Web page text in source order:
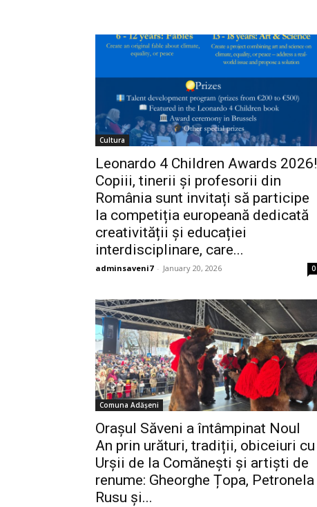
Cultura
Leonardo 4 Children Awards 2026!
Copiii, tinerii și profesorii din
România sunt invitați să participe
la competiția europeană dedicată
creativității și educației
interdisciplinare, care...
adminsaveni7 - January 20, 2026 0
Comuna Adășeni
Orașul Săveni a întâmpinat Noul
An prin urături, tradiții, obiceiuri cu
Urșii de la Comănești și artiști de
renume: Gheorghe Țopa, Petronela
Rusu și...